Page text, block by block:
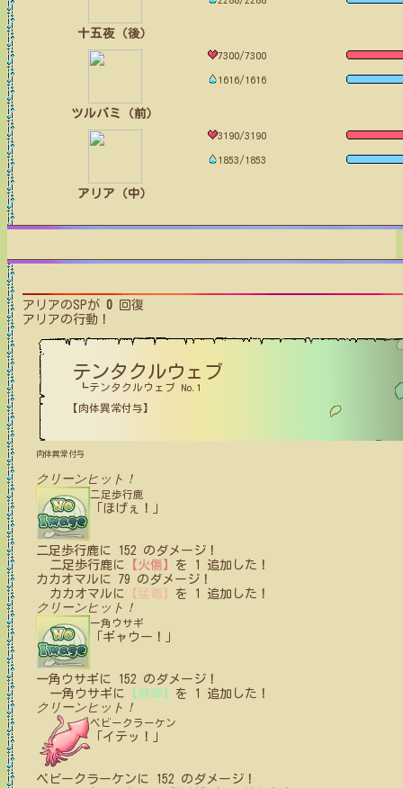
十五夜（後）
ツルバミ（前）
7300/7300
1616/1616
アリア（中）
3190/3190
1853/1853
アリアのSPが 0 回復
アリアの行動！
テンタクルウェブ
┗テンタクルウェブ No.1
【肉体異常付与】
肉体異常付与
クリーンヒット！
二足歩行鹿
「ほげぇ！」
二足歩行鹿に 152 のダメージ！
二足歩行鹿に 【火傷】 を 1
追加した！
カカオマル に 79 のダメージ！
カカオマル に 【猛毒】 を 1 追加した！
クリーンヒット！
一角ウサギ
「ギャウー！」
一角ウサギ に 152 のダメージ！
一角ウサギ に 【麻痺】 を 1 追加した！
クリーンヒット！
ベビークラーケン
「イテッ！」
ベビークラーケン に 152 のダメージ！